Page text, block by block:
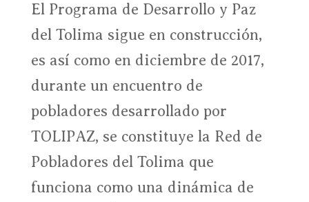
El Programa de Desarrollo y Paz
del Tolima sigue en construcción,
es así como en diciembre de 2017,
durante un encuentro de
pobladores desarrollado por
TOLIPAZ, se constituye la Red de
Pobladores del Tolima que
funciona como una dinámica de